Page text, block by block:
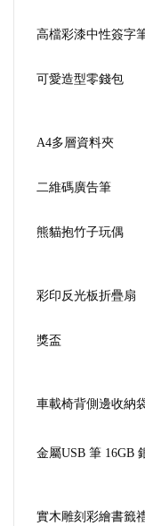
高檔彩漆中性簽字
可愛造型零錢包
A4多層資料夾
二維碼廣告筆
熊貓抱竹子玩偶
彩印反光板折疊扇
獎盃
車載椅背側邊收納
金屬USB 筆 16GB
實木雕刻彩繪書籤